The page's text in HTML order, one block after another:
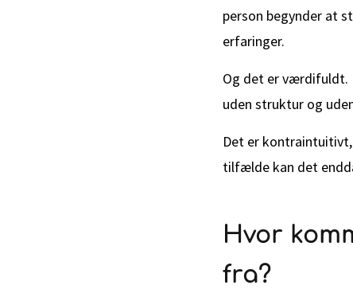
person begynder at
erfaringer.
Og det er værdifuldt.
uden struktur og
Det er
tilfælde kan det
Hvor
fra?